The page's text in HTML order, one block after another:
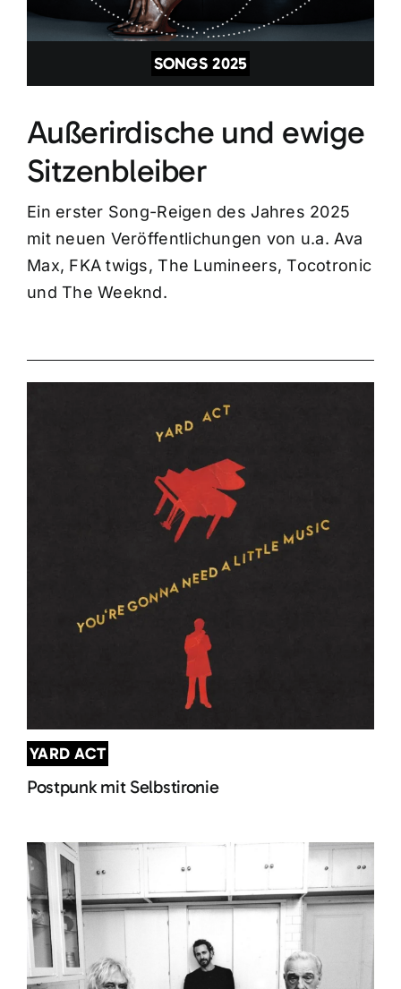
SONGS 2025
Außerirdische und ewige
Sitzenbleiber
Ein erster Song-Reigen des Jahres 2025
mit neuen Veröffentlichungen von u.a. Ava
Max, FKA twigs, The Lumineers, Tocotronic
und The Weeknd.
YARD ACT
Postpunk mit Selbstironie